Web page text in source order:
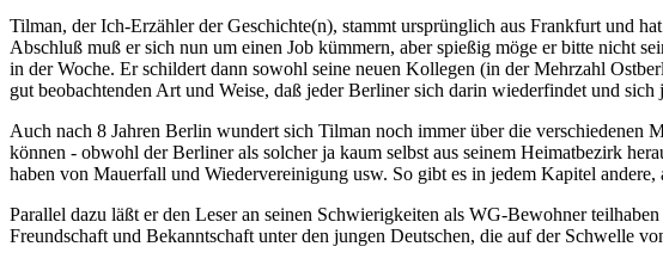
Tilman, der Ich-Erzähler der Geschichte(n), stammt ursprünglich aus Frankfurt und
Abschluß muß er sich nun um einen Job kümmern, aber spießig möge er bitte nicht
in der Woche. Er schildert dann sowohl seine neuen Kollegen (in der Mehrzahl
gut beobachtenden Art und Weise, daß jeder Berliner sich darin wiederfindet und
Auch nach 8 Jahren Berlin wundert sich Tilman noch immer über die verschiedenen
können - obwohl der Berliner als solcher ja kaum selbst aus seinem Heimatbezirk
haben von Mauerfall und Wiedervereinigung usw. So gibt es in jedem Kapitel
Parallel dazu läßt er den Leser an seinen Schwierigkeiten als WG-Bewohner
Freundschaft und Bekanntschaft unter den jungen Deutschen, die auf der Schwelle